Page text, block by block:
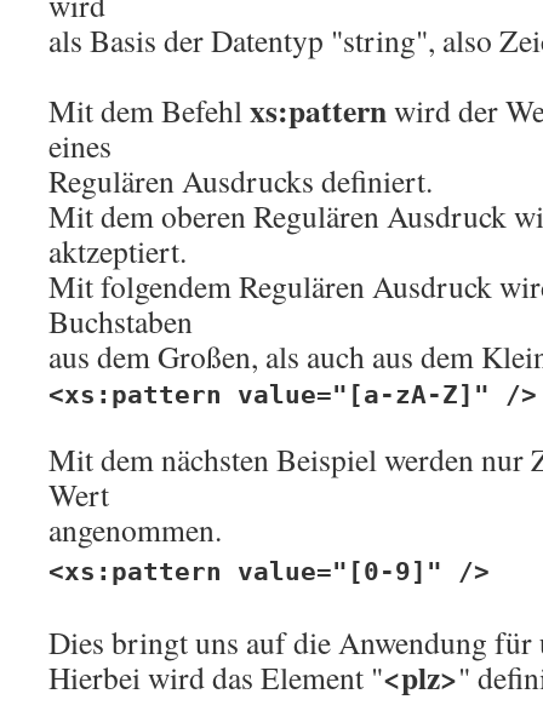
als Basis der Datentyp "string", also
Mit dem Befehlxs:patternwird der
eines
Regulären Ausdrucks definiert.
Mit dem oberen Regulären Ausdruck
aktzeptiert.
Mit folgendem Regulären Ausdruck
Buchstaben
aus dem Großen, als auch aus dem
<xs:pattern value="[a-zA-Z]" />
Mit dem nächsten Beispiel werden nur
Wert
angenommen.
<xs:pattern value="[0-9]" />
Dies bringt uns auf die Anwendung für
Hierbei wird das Element "<plz>"